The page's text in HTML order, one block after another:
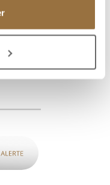
CRITERIA
EMAIL